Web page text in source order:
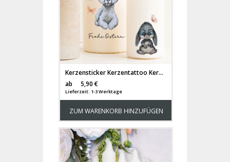
Kerzensticker Kerzentattoo Kerzentattoos Tattoofolie Frohe Ostern Osterhasen Hase Lamm Lämmchen für Kerzen oder Keramik A6 Bogen DIY Stickerbogen Kerzen kst76
ab
5,90 €
Lieferzeit: 1-3 Werktage
ZUM WARENKORB HINZUFÜGEN